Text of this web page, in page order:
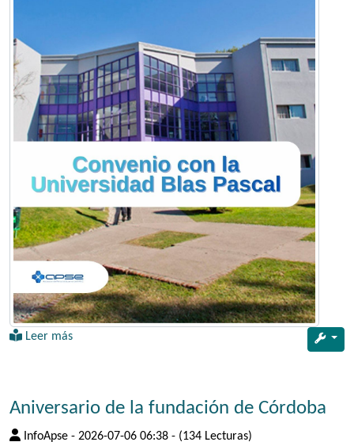
Leer más
Aniversario de la fundación de Córdoba
InfoApse - 2026-07-06 06:38 - (134 Lecturas)